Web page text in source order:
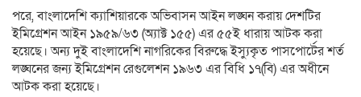
পরে, বাংলাদেশি ক্যাশিয়ারকে অভিবাসন আইন লঙ্ঘন করায় দেশটির
ইমিগ্রেশন আইন ১৯৫৯/৬৩ (অ্যাক্ট ১৫৫) এর ৫৫ই ধারায় আটক করা
হয়েছে। অন্য দুই বাংলাদেশি নাগরিকের বিরুদ্ধে ইস্যুকৃত পাসপোর্টের শর্ত
লঙ্ঘনের জন্য ইমিগ্রেশন রেগুলেশন ১৯৬৩ এর বিধি ১৭(বি) এর অধীনে
আটক করা হয়েছে।